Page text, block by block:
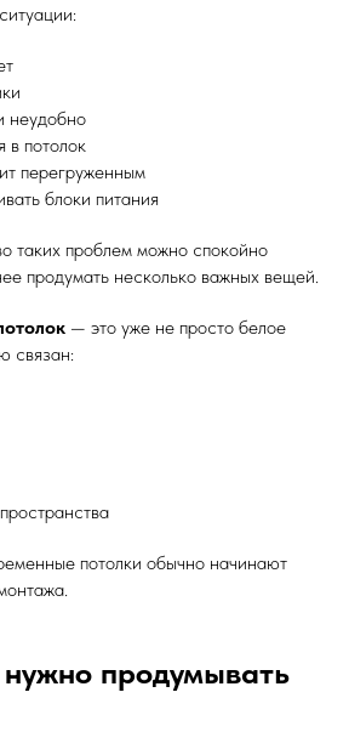
неудобно
в потолок
перегруженным
блоки питания
таких проблем можно спокойно
продумать несколько важных вещей.
— это уже не просто белое
связан:
потолки обычно начинают
продумывать